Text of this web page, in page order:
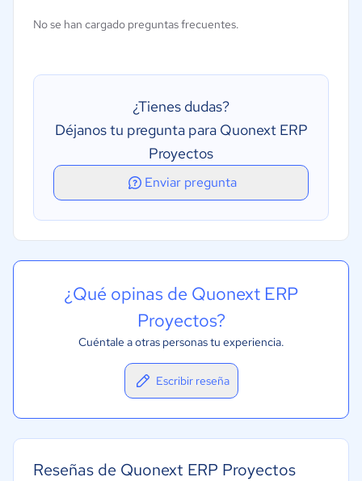
No se han cargado preguntas frecuentes.
¿Tienes dudas?
Déjanos tu pregunta para Quonext ERP
Proyectos
Enviar pregunta
¿Qué opinas de Quonext ERP
Proyectos?
Cuéntale a otras personas tu experiencia.
Escribir reseña
Reseñas de Quonext ERP Proyectos